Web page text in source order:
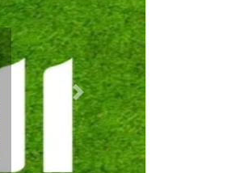
Previous